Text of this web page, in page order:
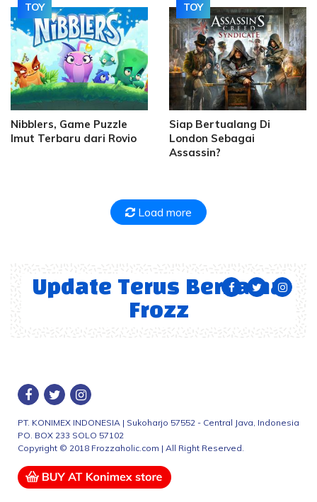
TOY
Nibblers, Game Puzzle
Imut Terbaru dari Rovio
TOY
Siap Bertualang Di
London Sebagai
Assassin?
Load more
Update Terus Bersama
Frozz
PT. KONIMEX INDONESIA | Sukoharjo 57552 - Central Java, Indonesia
PO. BOX 233 SOLO 57102
Copyright © 2018 Frozzaholic.com | All Right Reserved.